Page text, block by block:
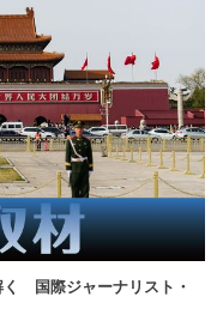
く 国際ジャーナリスト・